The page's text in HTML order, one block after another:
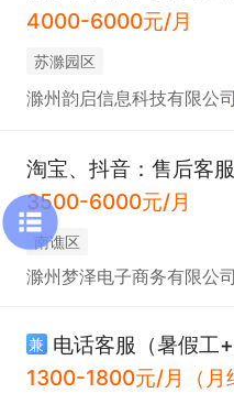
4000-6000元/月
苏滁园区
滁州韵启信息科技有限公司
淘宝、抖音：售后客服
3500-6000元/月
南谯区
滁州梦泽电子商务有限公司
兼 电话客服（暑假工
1300-1800元/月（月